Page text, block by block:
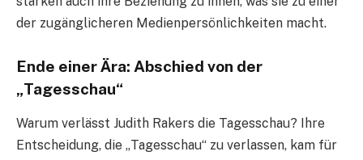
der zugänglicheren Medienpersönlichkeiten macht.
Ende einer Ära: Abschied von der
„Tagesschau“
Warum verlässt Judith Rakers die Tagesschau? Ihre
Entscheidung, die „Tagesschau“ zu verlassen, kam für